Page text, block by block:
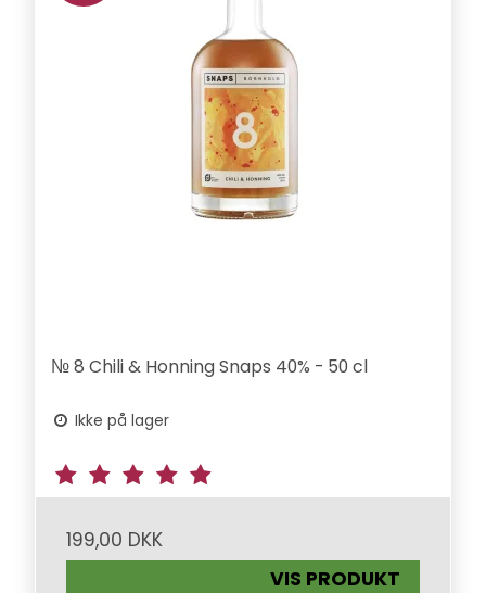
№ 8 Chili & Honning Snaps 40% - 50 cl
Ikke på lager
199,00 DKK
VIS PRODUKT